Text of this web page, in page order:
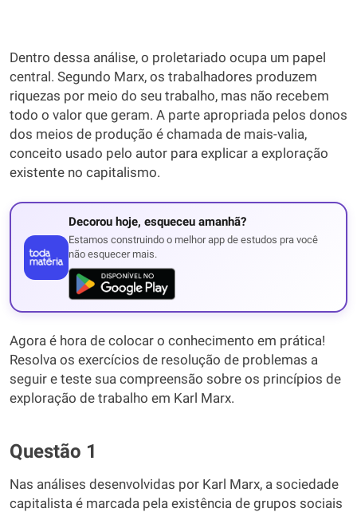
Dentro dessa análise, o proletariado ocupa um papel
central. Segundo Marx, os trabalhadores produzem
riquezas por meio do seu trabalho, mas não recebem
todo o valor que geram. A parte apropriada pelos donos
dos meios de produção é chamada de mais-valia,
conceito usado pelo autor para explicar a exploração
existente no capitalismo.
Decorou hoje, esqueceu amanhã?
Estamos construindo o melhor app de estudos pra você
não esquecer mais.
Agora é hora de colocar o conhecimento em prática!
Resolva os exercícios de resolução de problemas a
seguir e teste sua compreensão sobre os princípios de
exploração de trabalho em Karl Marx.
Questão 1
Nas análises desenvolvidas por Karl Marx, a sociedade
capitalista é marcada pela existência de grupos sociais